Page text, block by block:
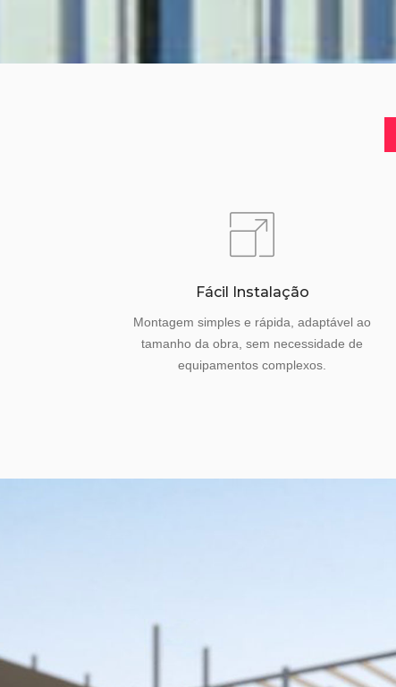
Fácil Instalação
Montagem simples e rápida, adaptável ao
tamanho da obra, sem necessidade de
equipamentos complexos.